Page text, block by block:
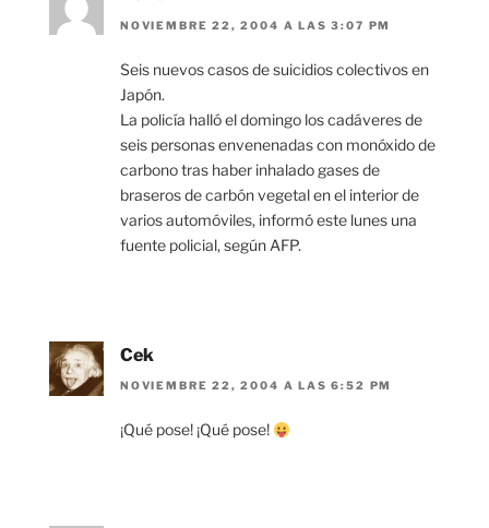
NOVIEMBRE 22, 2004 A LAS 3:07 PM
Seis nuevos casos de suicidios colectivos en
Japón.
La policía halló el domingo los cadáveres de
seis personas envenenadas con monóxido de
carbono tras haber inhalado gases de
braseros de carbón vegetal en el interior de
varios automóviles, informó este lunes una
fuente policial, según AFP.
Cek
NOVIEMBRE 22, 2004 A LAS 6:52 PM
¡Qué pose! ¡Qué pose!